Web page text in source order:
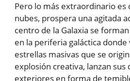
Pero lo más extraordinario es
nubes, prospera una agitada
centro de la Galaxia se
en la periferia galáctica donde
estrellas masivas que se
explosión creativa, lanzan sus
exteriores en forma de